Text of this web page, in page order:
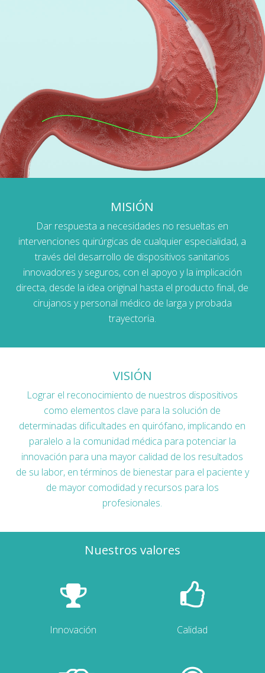
MISIÓN
Dar respuesta a necesidades no resueltas en
intervenciones quirúrgicas de cualquier especialidad, a
través del desarrollo de dispositivos sanitarios
innovadores y seguros, con el apoyo y la implicación
directa, desde la idea original hasta el producto final, de
cirujanos y personal médico de larga y probada
trayectoria.
VISIÓN
Lograr el reconocimiento de nuestros dispositivos
como elementos clave para la solución de
determinadas dificultades en quirófano, implicando en
paralelo a la comunidad médica para potenciar la
innovación para una mayor calidad de los resultados
de su labor, en términos de bienestar para el paciente y
de mayor comodidad y recursos para los
profesionales.
Nuestros valores
Innovación Calidad